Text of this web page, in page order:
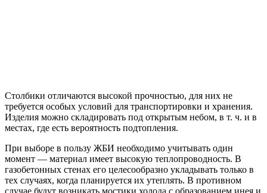
Столбики отличаются высокой прочностью, для них не
требуется особых условий для транспортировки и хранения.
Изделия можно складировать под открытым небом, в т. ч. и в
местах, где есть вероятность подтопления.
При выборе в пользу ЖБИ необходимо учитывать один
момент — материал имеет высокую теплопроводность. В
газобетонных стенах его целесообразно укладывать только в
тех случаях, когда планируется их утеплять. В противном
случае будут возникать мостики холода с образованием инея и